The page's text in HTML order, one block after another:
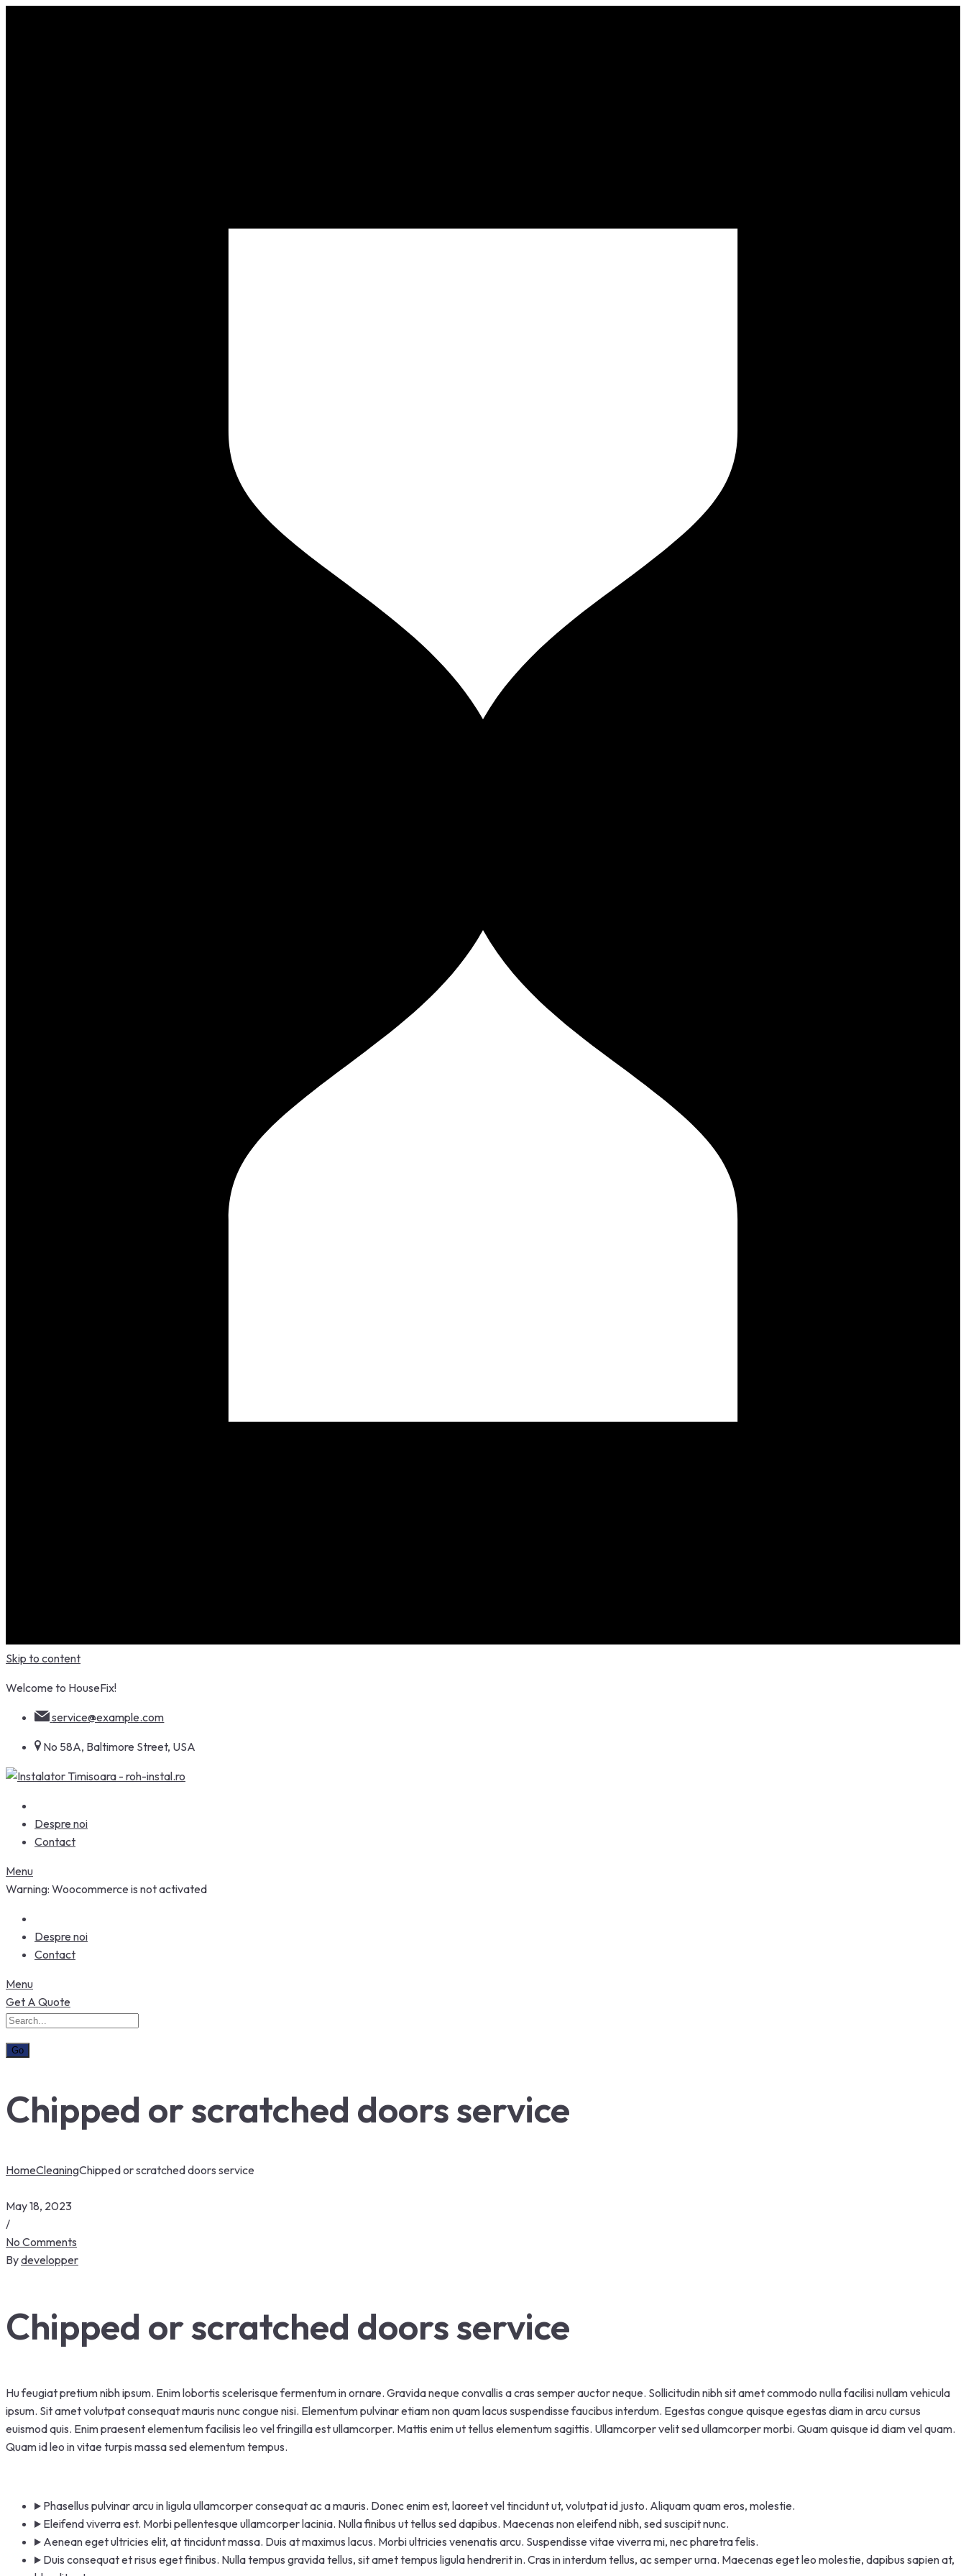
Skip to content
Welcome to HouseFix!
service@example.com
No 58A, Baltimore Street, USA
Despre noi
Contact
Menu
Warning: Woocommerce is not activated
Despre noi
Contact
Menu
Get A Quote
Chipped or scratched doors service
HomeCleaningChipped or scratched doors service
May 18, 2023
/
No Comments
Bydevelopper
Chipped or scratched doors service
Hu feugiat pretium nibh ipsum. Enim lobortis scelerisque fermentum in ornare. Gravida neque convallis a cras semper auctor neque. Sollicitudin nibh sit amet commodo nulla facilisi nullam vehicula
ipsum. Sit amet volutpat consequat mauris nunc congue nisi. Elementum pulvinar etiam non quam lacus suspendisse faucibus interdum. Egestas congue quisque egestas diam in arcu cursus
euismod quis. Enim praesent elementum facilisis leo vel fringilla est ullamcorper. Mattis enim ut tellus elementum sagittis. Ullamcorper velit sed ullamcorper morbi. Quam quisque id diam vel quam.
Quam id leo in vitae turpis massa sed elementum tempus.
Phasellus pulvinar arcu in ligula ullamcorper consequat ac a mauris. Donec enim est, laoreet vel tincidunt ut, volutpat id justo. Aliquam quam eros, molestie.
Eleifend viverra est. Morbi pellentesque ullamcorper lacinia. Nulla finibus ut tellus sed dapibus. Maecenas non eleifend nibh, sed suscipit nunc.
Aenean eget ultricies elit, at tincidunt massa. Duis at maximus lacus. Morbi ultricies venenatis arcu. Suspendisse vitae viverra mi, nec pharetra felis.
Duis consequat et risus eget finibus. Nulla tempus gravida tellus, sit amet tempus ligula hendrerit in. Cras in interdum tellus, ac semper urna. Maecenas eget leo molestie, dapibus sapien at,